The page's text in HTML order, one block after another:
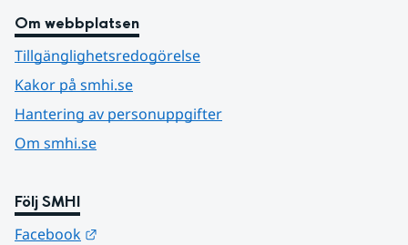
Om webbplatsen
Tillgänglighetsredogörelse
Kakor på smhi.se
Hantering av personuppgifter
Om smhi.se
Följ SMHI
Facebook